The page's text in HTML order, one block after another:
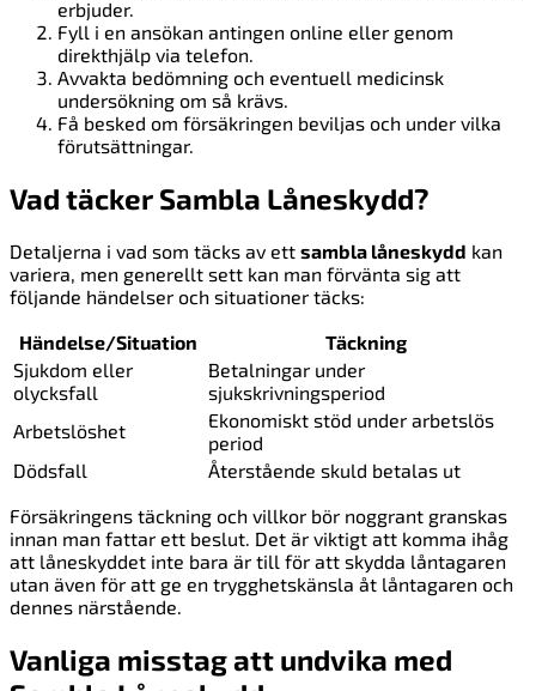
erbjuder.
Fyll i en ansökan antingen online eller genom
direkthjälp via telefon.
Avvakta bedömning och eventuell medicinsk
undersökning om så krävs.
Få besked om försäkringen beviljas och under vilka
förutsättningar.
Vad täcker Sambla Låneskydd?
Detaljerna i vad som täcks av ett sambla låneskydd kan
variera, men generellt sett kan man förvänta sig att
följande händelser och situationer täcks:
Händelse/Situation
Täckning
Sjukdom eller
olycksfall
Betalningar under
sjukskrivningsperiod
Arbetslöshet
Ekonomiskt stöd under arbetslös
period
Dödsfall
Återstående skuld betalas ut
Försäkringens täckning och villkor bör noggrant granskas
innan man fattar ett beslut. Det är viktigt att komma ihåg
att låneskyddet inte bara är till för att skydda låntagaren
utan även för att ge en trygghetskänsla åt låntagaren och
dennes närstående.
Vanliga misstag att undvika med